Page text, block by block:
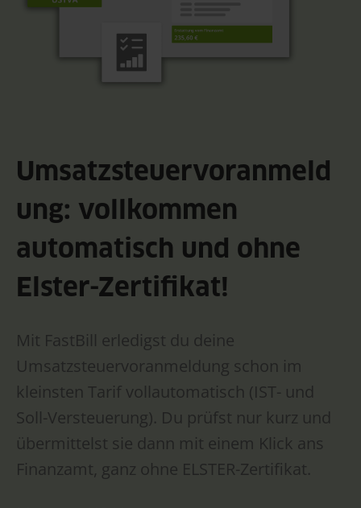
Umsatzsteuervoranmeld
ung: vollkommen
automatisch und ohne
Elster-Zertifikat!
Mit FastBill erledigst du deine
Umsatzsteuervoranmeldung schon im
kleinsten Tarif vollautomatisch (IST- und
Soll-Versteuerung). Du prüfst nur kurz und
übermittelst sie dann mit einem Klick ans
Finanzamt, ganz ohne ELSTER-Zertifikat.